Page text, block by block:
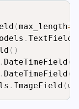
(max_length=
. TextField
( )
. DateTimeField (
. DateTimeField (
. ImageField (